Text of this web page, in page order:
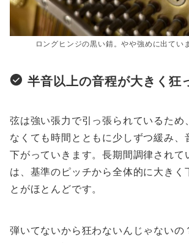
ロングヒンジの黒い錆。やや強めに出てい
半音以上の音程が大きく狂
弦は強い張力で引っ張られているため
なくても時間とともに少しずつ緩み、
下がっていきます。長期間調律されて
は、基準のピッチから全体的に大きく
とがほとんどです。
弾いてないから狂わないんじゃないの